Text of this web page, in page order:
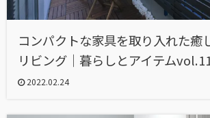
コンパクトな家具を取り入れた癒
リビング｜暮らしとアイテム
2022.02.24